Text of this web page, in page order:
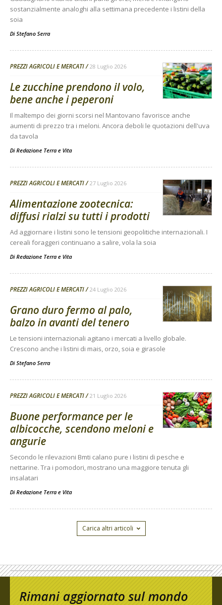
sostanzialmente analoghi alla settimana precedente i listini della
soia
Di Stefano Serra
PREZZI AGRICOLI E MERCATI 28 Luglio 2026
Le zucchine prendono il volo,
bene anche i peperoni
Il maltempo dei giorni scorsi nel Mantovano favorisce anche
aumenti di prezzo tra i meloni. Ancora deboli le quotazioni dell'uva
da tavola
Di Redazione Terra e Vita
PREZZI AGRICOLI E MERCATI 27 Luglio 2026
Alimentazione zootecnica:
diffusi rialzi su tutti i prodotti
Ad aggiornare i listini sono le tensioni geopolitiche internazionali. I
cereali foraggeri continuano a salire, vola la soia
Di Redazione Terra e Vita
PREZZI AGRICOLI E MERCATI 24 Luglio 2026
Grano duro fermo al palo,
balzo in avanti del tenero
Le tensioni internazionali agitano i mercati a livello globale.
Crescono anche i listini di mais, orzo, soia e girasole
Di Stefano Serra
PREZZI AGRICOLI E MERCATI 21 Luglio 2026
Buone performance per le
albicocche, scendono meloni e
angurie
Secondo le rilevazioni Bmti calano pure i listini di pesche e
nettarine. Tra i pomodori, mostrano una maggiore tenuta gli
insalatari
Di Redazione Terra e Vita
Carica altri articoli
Rimani aggiornato sul mondo